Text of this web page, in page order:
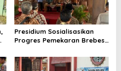
Presidium Sosialisasikan
Progres Pemekaran Brebes
Pansus DPRD Jateng Jadi
Tahap Berikutnya